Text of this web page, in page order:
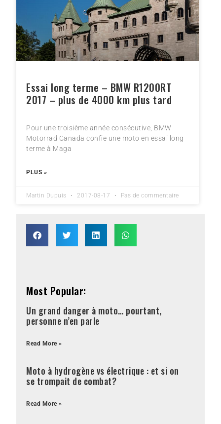
Essai long terme – BMW R1200RT
2017 – plus de 4000 km plus tard
Pour une troisième année consécutive, BMW
Motorrad Canada confie une moto en essai long
terme à Maga
PLUS »
Martin Dupuis 2017-08-17 Pas de commentaire
Most Popular:
Un grand danger à moto… pourtant,
personne n’en parle
Read More »
Moto à hydrogène vs électrique : et si on
se trompait de combat?
Read More »